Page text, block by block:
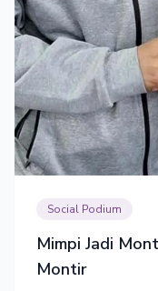
Social Podium
Mimpi Jadi
Montir